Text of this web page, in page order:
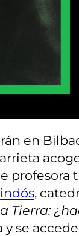
en
,
Tierra:
se